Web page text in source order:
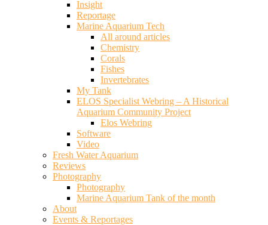
Insight
Reportage
Marine Aquarium Tech
All around articles
Chemistry
Corals
Fishes
Invertebrates
My Tank
ELOS Specialist Webring – A Historical
Aquarium Community Project
Elos Webring
Software
Video
Fresh Water Aquarium
Reviews
Photography
Photography
Marine Aquarium Tank of the month
About
Events & Reportages